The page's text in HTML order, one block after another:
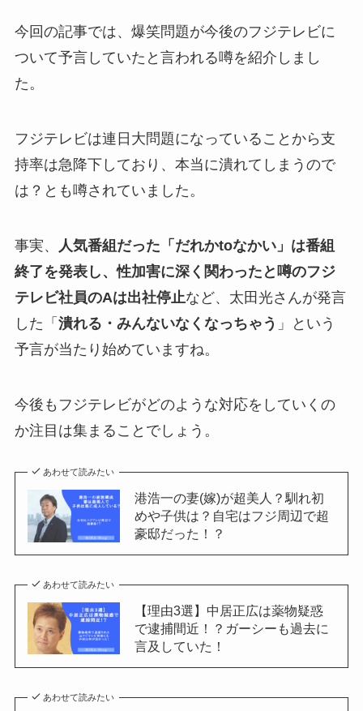
今回の記事では、爆笑問題が今後のフジテレビに
ついて予言していたと言われる噂を紹介しまし
た。
フジテレビは連日大問題になっていることから支
持率は急降下しており、本当に潰れてしまうので
は？とも噂されていました。
事実、
人気番組だった「だれかtoなかい」は番組
終了を発表し、性加害に深く関わったと噂のフジ
テレビ社員のAは出社停止など、太田光さんが発言
した「 潰れる・みんないなくなっちゃう 」という
予言が当たり始めていますね。
今後もフジテレビがどのような対応をしていくの
か注目は集まることでしょう。
あわせて読みたい
港浩一の妻(嫁)が超美人？馴れ初
めや子供は？自宅はフジ周辺で超
豪邸だった！？
あわせて読みたい
【理由3選】中居正広は薬物疑惑
で逮捕間近！？ガーシーも過去に
言及していた！
あわせて読みたい